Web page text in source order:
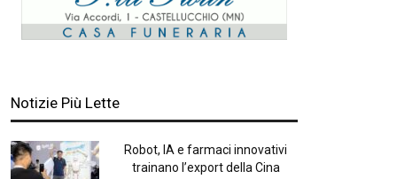
Notizie Più Lette
Robot, IA e farmaci innovativi
trainano l’export della Cina